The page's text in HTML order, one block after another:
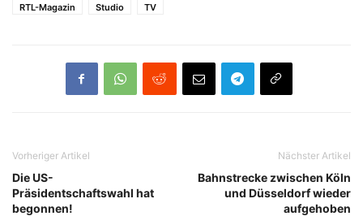
RTL-Magazin
Studio TV
Vorheriger Artikel
Die US-
Präsidentschaftswahl hat
begonnen!
Nächster Artikel
Bahnstrecke zwischen Köln
und Düsseldorf wieder
aufgehoben